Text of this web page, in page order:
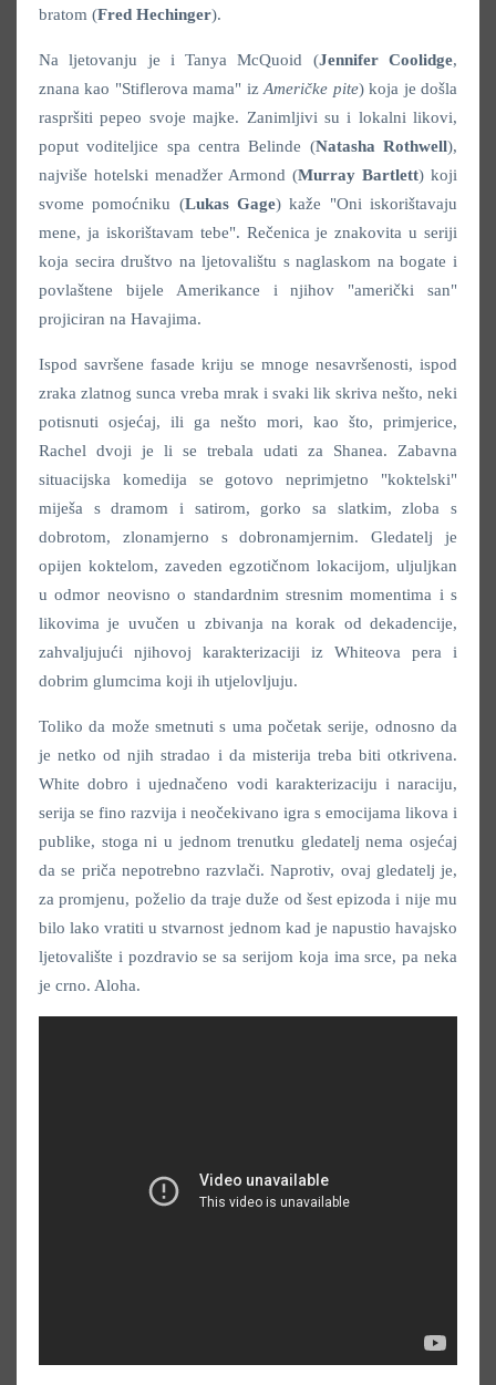
bratom (Fred Hechinger).
Na ljetovanju je i Tanya McQuoid (Jennifer Coolidge,
znana kao "Stiflerova mama" izAmeričke pite) koja je došla
raspršiti pepeo svoje majke. Zanimljivi su i lokalni likovi,
poput voditeljice spa centra Belinde (Natasha Rothwell),
najviše hotelski menadžer Armond (Murray Bartlett) koji
svome pomoćniku (Lukas Gage) kaže "Oni iskorištavaju
mene, ja iskorištavam tebe". Rečenica je znakovita u seriji
koja secira društvo na ljetovalištu s naglaskom na bogate i
povlaštene bijele Amerikance i njihov "američki san"
projiciran na Havajima.
Ispod savršene fasade kriju se mnoge nesavršenosti, ispod
zraka zlatnog sunca vreba mrak i svaki lik skriva nešto, neki
potisnuti osjećaj, ili ga nešto mori, kao što, primjerice,
Rachel dvoji je li se trebala udati za Shanea. Zabavna
situacijska komedija se gotovo neprimjetno "koktelski"
miješa s dramom i satirom, gorko sa slatkim, zloba s
dobrotom, zlonamjerno s dobronamjernim. Gledatelj je
opijen koktelom, zaveden egzotičnom lokacijom, uljuljkan
u odmor neovisno o standardnim stresnim momentima i s
likovima je uvučen u zbivanja na korak od dekadencije,
zahvaljujući njihovoj karakterizaciji iz Whiteova pera i
dobrim glumcima koji ih utjelovljuju.
Toliko da može smetnuti s uma početak serije, odnosno da
je netko od njih stradao i da misterija treba biti otkrivena.
White dobro i ujednačeno vodi karakterizaciju i naraciju,
serija se fino razvija i neočekivano igra s emocijama likova i
publike, stoga ni u jednom trenutku gledatelj nema osjećaj
da se priča nepotrebno razvlači. Naprotiv, ovaj gledatelj je,
za promjenu, poželio da traje duže od šest epizoda i nije mu
bilo lako vratiti u stvarnost jednom kad je napustio havajsko
ljetovalište i pozdravio se sa serijom koja ima srce, pa neka
je crno. Aloha.